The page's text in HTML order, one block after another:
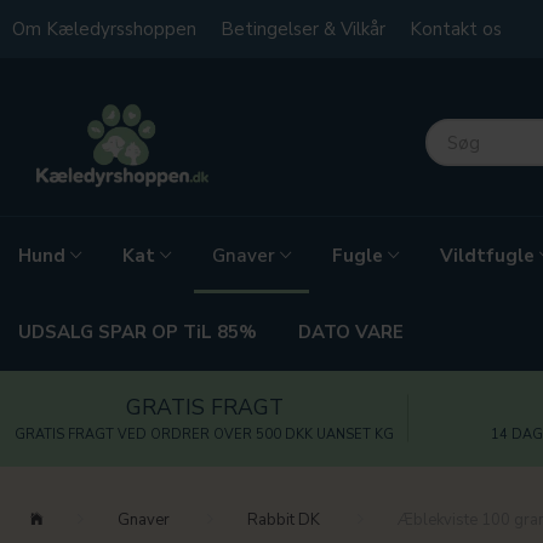
Om Kæledyrsshoppen Betingelser & Vilkår Kontakt os
Hund Kat Gnaver Fugle Vildtfugle
UDSALG SPAR OP TiL 85% DATO VARE
GRATIS FRAGT
GRATIS FRAGT VED ORDRER OVER 500 DKK UANSET KG 14
Gnaver Rabbit DK